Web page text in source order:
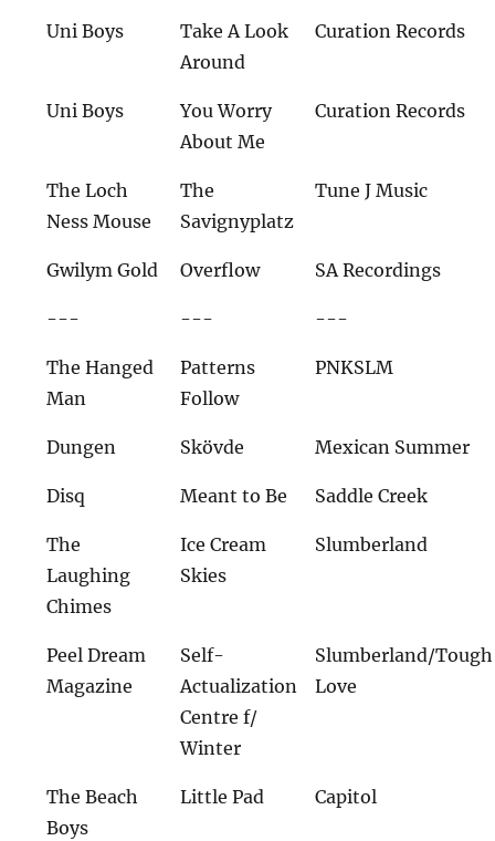
Uni Boys
Take A Look
Around
Curation Records
Uni Boys
You Worry
About Me
Curation Records
The Loch
Ness Mouse
The
Savignyplatz
Tune J Music
Gwilym Gold Overflow SA Recordings
--- --- ---
The Hanged
Man
Patterns
Follow
PNKSLM
Dungen Skövde Mexican Summer
Disq Meant to Be Saddle Creek
The
Laughing
Chimes
Ice Cream
Skies
Slumberland
Peel Dream
Magazine
Self-
Actualization
Centre f/
Winter
Slumberland/Tough
Love
The Beach
Boys
Little Pad Capitol